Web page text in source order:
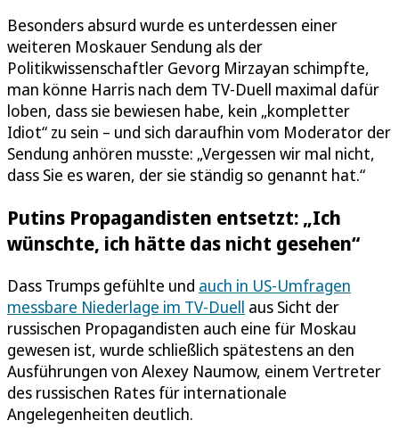
Besonders absurd wurde es unterdessen einer
weiteren Moskauer Sendung als der
Politikwissenschaftler Gevorg Mirzayan schimpfte,
man könne Harris nach dem TV-Duell maximal dafür
loben, dass sie bewiesen habe, kein „kompletter
Idiot“ zu sein – und sich daraufhin vom Moderator der
Sendung anhören musste: „Vergessen wir mal nicht,
dass Sie es waren, der sie ständig so genannt hat.“
Putins Propagandisten entsetzt: „Ich
wünschte, ich hätte das nicht gesehen“
Dass Trumps gefühlte und auch in US-Umfragen
messbare Niederlage im TV-Duell aus Sicht der
russischen Propagandisten auch eine für Moskau
gewesen ist, wurde schließlich spätestens an den
Ausführungen von Alexey Naumow, einem Vertreter
des russischen Rates für internationale
Angelegenheiten deutlich.